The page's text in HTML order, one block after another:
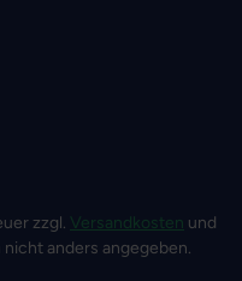
zzgl. Versandkosten und
anders angegeben.